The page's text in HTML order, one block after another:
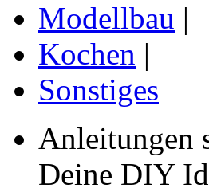
Modellbau |
Kochen |
Sonstiges
Anleitungen
Deine DIY